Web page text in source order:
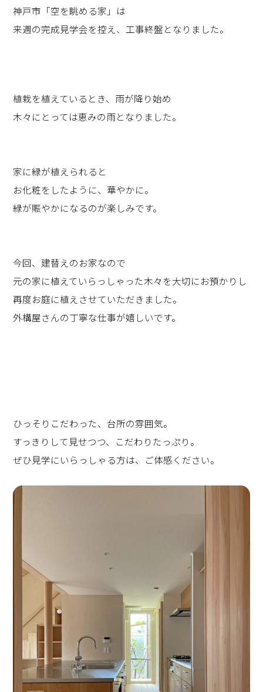
神戸市「空を眺める家」は
来週の完成見学会を控え、工事終盤となりました。
植栽を植えているとき、雨が降り始め
木々にとっては恵みの雨となりました。
家に緑が植えられると
お化粧をしたように、華やかに。
緑が賑やかになるのが楽しみです。
今回、建替えのお家なので
元の家に植えていらっしゃった木々を大切にお預かりし
再度お庭に植えさせていただきました。
外構屋さんの丁寧な仕事が嬉しいです。
ひっそりこだわった、台所の雰囲気。
すっきりして見せつつ、こだわりたっぷり。
ぜひ見学にいらっしゃる方は、ご体感ください。